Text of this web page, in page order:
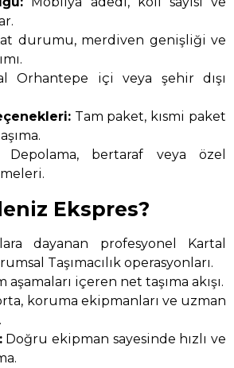
durumu, merdiven genişliği ve
Orhantepe içi veya şehir dışı
Tam paket, kısmi paket
bertaraf veya özel
Ekspres?
dayanan profesyonel Kartal
Taşımacılık operasyonları.
aşamaları içeren net taşıma akışı.
koruma ekipmanları ve uzman
Doğru ekipman sayesinde hızlı ve